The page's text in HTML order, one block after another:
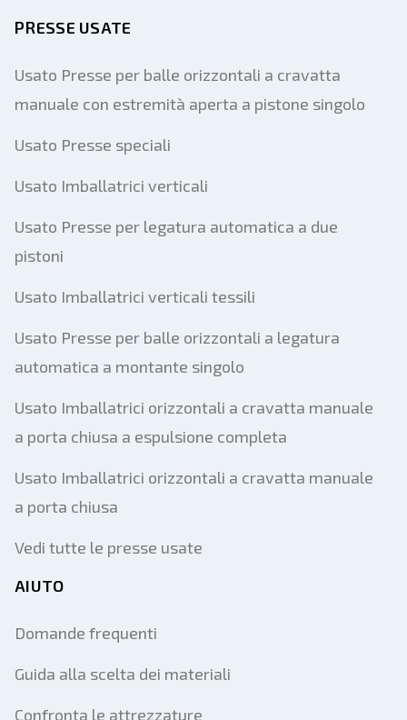
PRESSE USATE
Usato Presse per balle orizzontali a cravatta
manuale con estremità aperta a pistone singolo
Usato Presse speciali
Usato Imballatrici verticali
Usato Presse per legatura automatica a due
pistoni
Usato Imballatrici verticali tessili
Usato Presse per balle orizzontali a legatura
automatica a montante singolo
Usato Imballatrici orizzontali a cravatta manuale
a porta chiusa a espulsione completa
Usato Imballatrici orizzontali a cravatta manuale
a porta chiusa
Vedi tutte le presse usate
AIUTO
Domande frequenti
Guida alla scelta dei materiali
Confronta le attrezzature